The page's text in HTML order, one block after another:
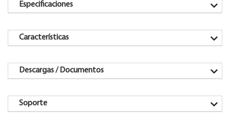
Especificaciones
Características
Descargas / Documentos
Soporte